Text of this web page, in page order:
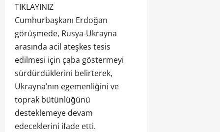
TIKLAYINIZ
Cumhurbaşkanı Erdoğan
görüşmede, Rusya-Ukrayna
arasında acil ateşkes tesis
edilmesi için çaba göstermeyi
sürdürdüklerini belirterek,
Ukrayna’nın egemenliğini ve
toprak bütünlüğünü
desteklemeye devam
edeceklerini ifade etti.